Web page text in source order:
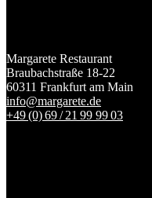
Margarete Restaurant
Braubachstraße 18-22
60311 Frankfurt am Main
info@margarete.de
+49 (0) 69 / 21 99 99 03